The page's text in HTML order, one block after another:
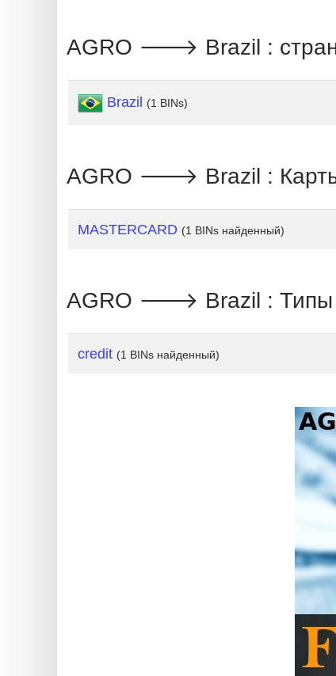
Card
from
BIN
Credit
Service
is
Address
IP
AGRO 🡒 Brazil :
Brazil (1 BINs)
AGRO 🡒 Brazil : Карты
MASTERCARD (1 BINs найденный)
AGRO 🡒 Brazil : Типы
credit (1 BINs найденный)